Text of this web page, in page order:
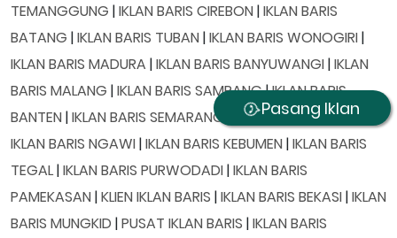
TEMANGGUNG |IKLAN BARIS CIREBON|IKLAN BARIS
BATANG |IKLAN BARIS TUBAN|IKLAN BARIS WONOGIRI|
IKLAN BARIS MADURA |IKLAN BARIS BANYUWANGI|IKLAN
BARIS MALANG |IKLAN BARIS SAMPANG|IKLAN BARIS
BANTEN|IKLAN BARIS SEMARANG IKLAN BARIS BATU|
IKLAN BARIS NGAWI|IKLAN BARIS KEBUMEN|IKLAN BARIS
TEGAL|IKLAN BARIS PURWODADI|IKLAN BARIS
PAMEKASAN|KLIEN IKLAN BARIS |IKLAN BARIS BEKASI|IKLAN
BARIS MUNGKID |PUSAT IKLAN BARIS |IKLAN BARIS
Pasang Iklan